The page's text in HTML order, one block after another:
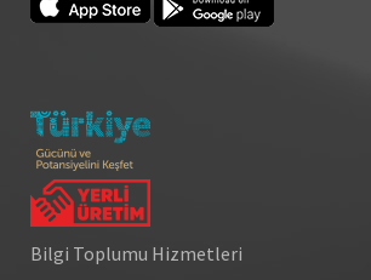
Bilgi Toplumu Hizmetleri